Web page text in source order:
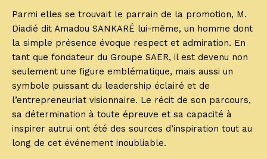
Parmi elles se trouvait le parrain de la promotion, M.
Diadié dit Amadou SANKARÉ lui-même, un homme dont
la simple présence évoque respect et admiration. En
tant que fondateur du Groupe SAER, il est devenu non
seulement une figure emblématique, mais aussi un
symbole puissant du leadership éclairé et de
l’entrepreneuriat visionnaire. Le récit de son parcours,
sa détermination à toute épreuve et sa capacité à
inspirer autrui ont été des sources d’inspiration tout au
long de cet événement inoubliable.